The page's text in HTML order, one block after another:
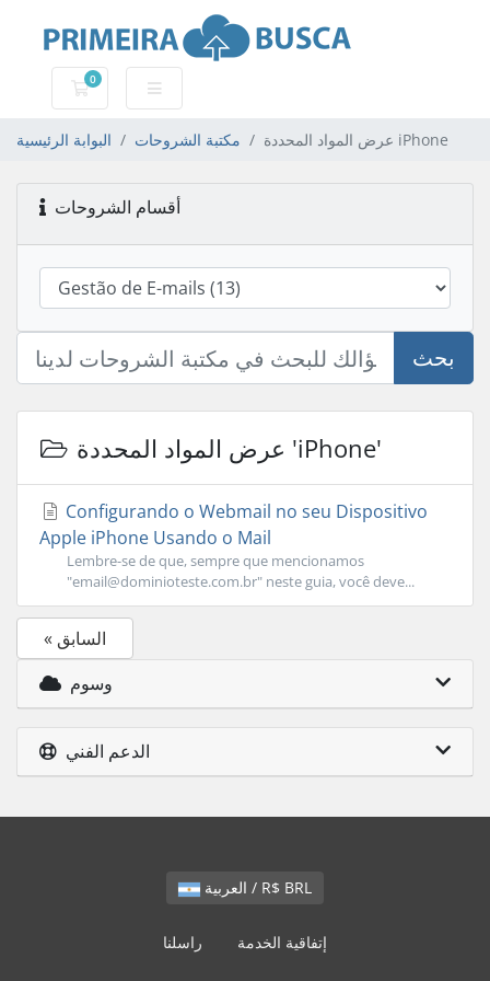
0
عربة التسوق
البوابة الرئيسية مكتبة الشروحات عرض المواد المحددة iPhone
أقسام الشروحات
بحث
عرض المواد المحددة 'iPhone'
Configurando o Webmail no seu Dispositivo
Apple iPhone Usando o Mail
Lembre-se de que, sempre que mencionamos
"email@dominioteste.com.br" neste guia, você deve...
« السابق
وسوم
الدعم الفني
العربية / R$ BRL
راسلنا إتفاقية الخدمة